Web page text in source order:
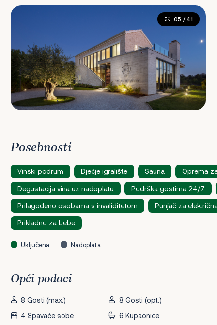
05 / 41
Posebnosti
Vinski podrum Dječje igralište Sauna Oprema
Degustacija vina uz nadoplatu Podrška gostima 24/7
Prilagođeno osobama s invaliditetom Punjač za
Prikladno za bebe
Uključena Nadoplata
Opći podaci
8 Gosti (max.)
8 Gosti (opt.)
4 Spavaće sobe
6 Kupaonice